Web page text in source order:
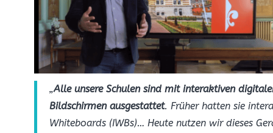
„Alle unsere Schulen sind mit interaktiven
Bildschirmen ausgestattet. Früher hatten sie
Whiteboards (IWBs)… Heute nutzen wir dieses